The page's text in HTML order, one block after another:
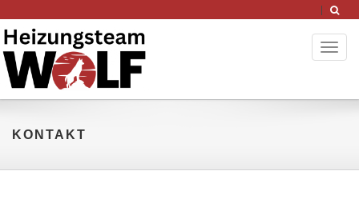
KONTAKT